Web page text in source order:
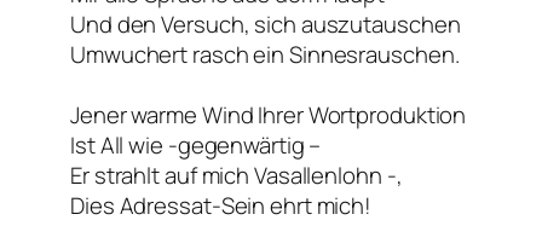
Und den Versuch, sich auszutauschen
Umwuchert rasch ein Sinnesrauschen.
Jener warme Wind Ihrer Wortproduktion
Ist All wie -gegenwärtig –
Er strahlt auf mich Vasallenlohn -,
Dies Adressat-Sein ehrt mich!